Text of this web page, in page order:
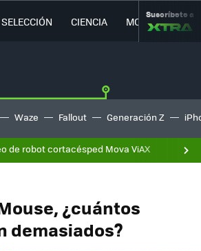
CIENCIA MOVILIDAD
Suscríbete a
Waze Fallout Generación Z
de robot cortacésped Mova ViAX
¿cuántos
demasiados?